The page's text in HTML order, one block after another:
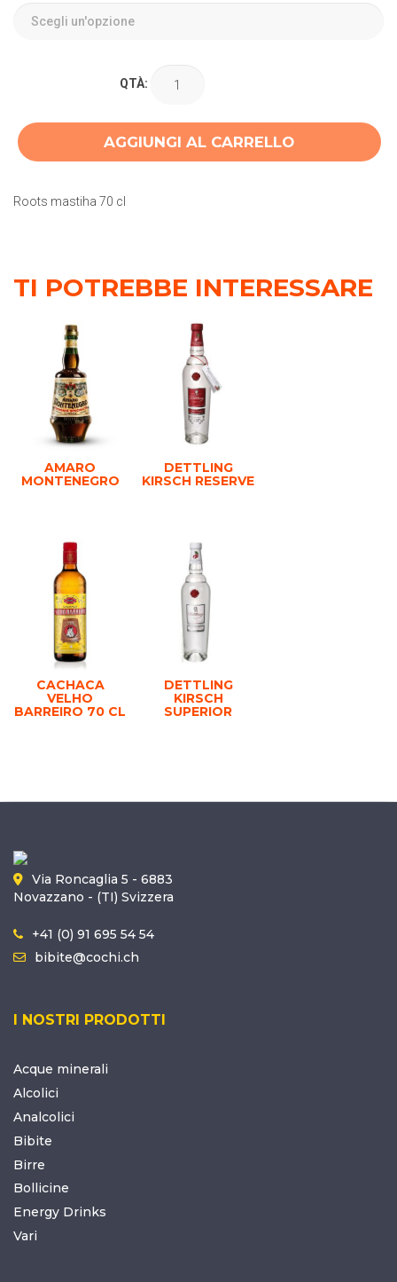
QTÀ:
AGGIUNGI AL CARRELLO
Roots mastiha 70 cl
TI POTREBBE INTERESSARE
AMARO
MONTENEGRO
DETTLING
KIRSCH RESERVE
CACHACA
VELHO
BARREIRO 70 CL
DETTLING
KIRSCH
SUPERIOR
Via Roncaglia 5 - 6883
Novazzano - (TI) Svizzera
+41 (0) 91 695 54 54
bibite@cochi.ch
I NOSTRI PRODOTTI
Acque minerali
Alcolici
Analcolici
Bibite
Birre
Bollicine
Energy Drinks
Vari